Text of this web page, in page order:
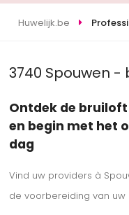
Huwelijk.be
3740 Spouwen -
Ontdek de
en begin met het
dag
Vind uw providers à
de voorbereiding van uw